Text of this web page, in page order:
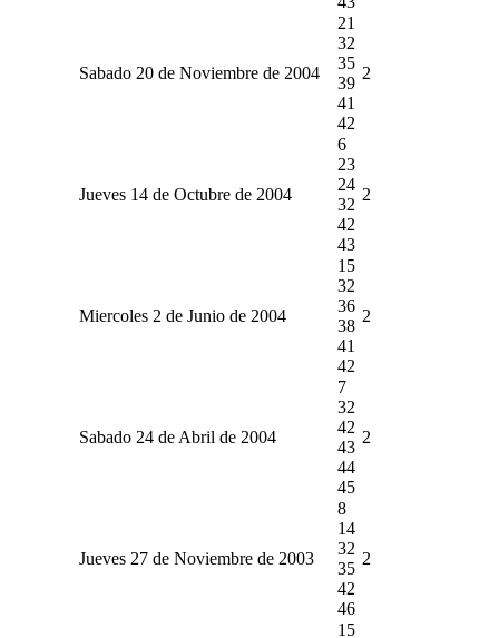
Sabado 20 de Noviembre de 2004
21
32
35
39
41
42
2
Jueves 14 de Octubre de 2004
6
23
24
32
42
43
2
Miercoles 2 de Junio de 2004
15
32
36
38
41
42
2
Sabado 24 de Abril de 2004
7
32
42
43
44
45
2
Jueves 27 de Noviembre de 2003
8
14
32
35
42
46
2
15